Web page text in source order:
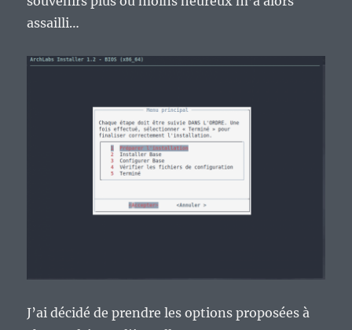
assailli…
J’ai décidé de prendre les options proposées à